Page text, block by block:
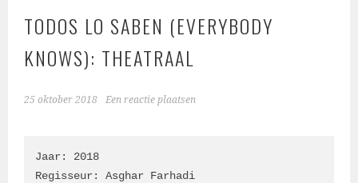
TODOS LO SABEN (EVERYBODY
KNOWS): THEATRAAL
25 oktober 2018 Een reactie plaatsen
Jaar: 2018
Regisseur: Asghar Farhadi